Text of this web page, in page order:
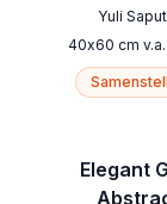
Yuli
40x60 cm v.a.
Elegant